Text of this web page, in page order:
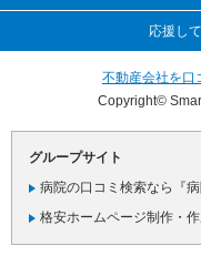
応援し
不動産会社を口
Copyright©
グループサイト
病院の口コミ検索なら『病
格安ホームページ制作・